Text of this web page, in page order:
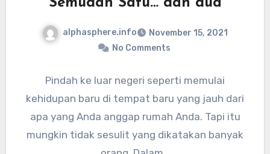
Semudah Satu… dan dua
alphasphere.info
November 15, 2021
No Comments
Pindah ke luar negeri seperti memulai
kehidupan baru di tempat baru yang jauh dari
apa yang Anda anggap rumah Anda. Tapi itu
mungkin tidak sesulit yang dikatakan banyak